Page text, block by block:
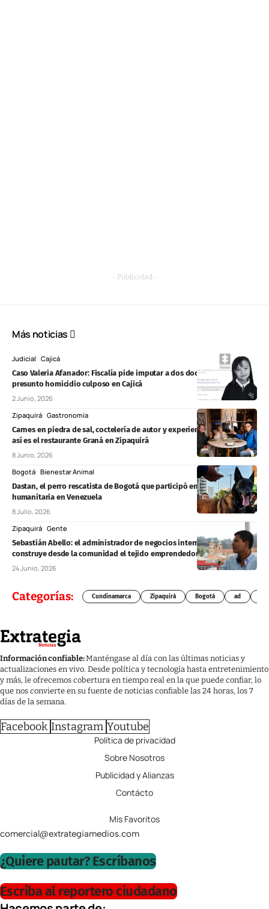
- Publicidad -
Más noticias
Judicial Cajicá
Caso Valeria Afanador: Fiscalía pide imputar a dos docentes por
presunto homicidio culposo en Cajicá
2 Junio, 2026
Zipaquirá Gastronomía
Carnes en piedra de sal, coctelería de autor y experiencias especiales:
así es el restaurante Graná en Zipaquirá
8 Junio, 2026
Bogotá Bienestar Animal
Dastan, el perro rescatista de Bogotá que participó en la misión
humanitaria en Venezuela
8 Julio, 2026
Zipaquirá Gente
Sebastián Abello: el administrador de negocios internacionales que
construye desde la comunidad el tejido emprendedor de Zipaquirá
24 Junio, 2026
Categorías: Cundinamarca Zipaquirá Bogotá ad
Información confiable:Manténgase al día con las últimas noticias y
actualizaciones en vivo. Desde política y tecnología hasta entretenimiento
y más, le ofrecemos cobertura en tiempo real en la que puede confiar, lo
que nos convierte en su fuente de noticias confiable las 24 horas, los 7
días de la semana.
Facebook Instagram Youtube
Política de privacidad
Sobre Nosotros
Publicidad y Alianzas
Contácto
Mis Favoritos
comercial@extrategiamedios.com
¿Quiere pautar? Escríbanos
Escriba al reportero ciudadano